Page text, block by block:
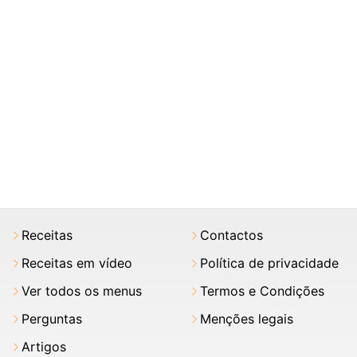
Receitas
Receitas em vídeo
Ver todos os menus
Perguntas
Artigos
Contactos
Política de privacidade
Termos e Condições
Menções legais